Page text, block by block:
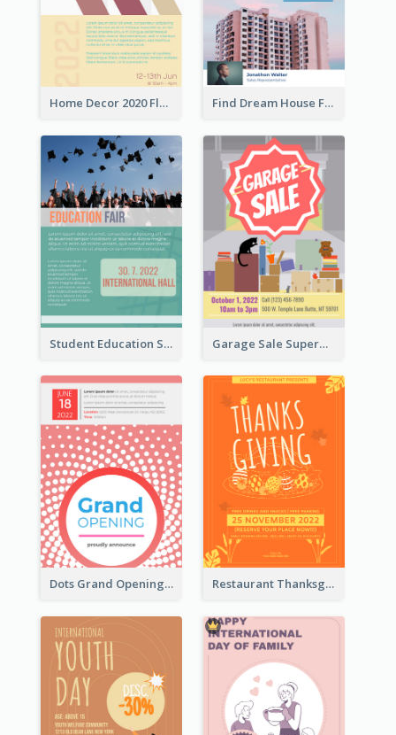
Home Decor 2020 Flyer Find Dream House Flyer
Student Education Study Flyer Garage Sale Supermarket Flyer
Dots Grand Opening Flyers Restaurant Thanksgiving Promote Flyers